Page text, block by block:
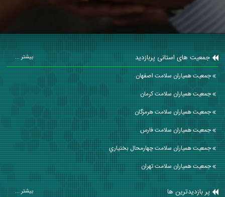
جمعیت های استانی پربازدید بیشتر ...
جمعیت همیاران سلامت اصفهان
جمعیت همیاران سلامت كرمان
جمعیت همیاران سلامت هرمزگان
جمعیت همیاران سلامت فارس
جمعیت همیاران سلامت چهارمحال بختياري
جمعیت همیاران سلامت تهران
پر بازدیدترین ها بیشتر ...